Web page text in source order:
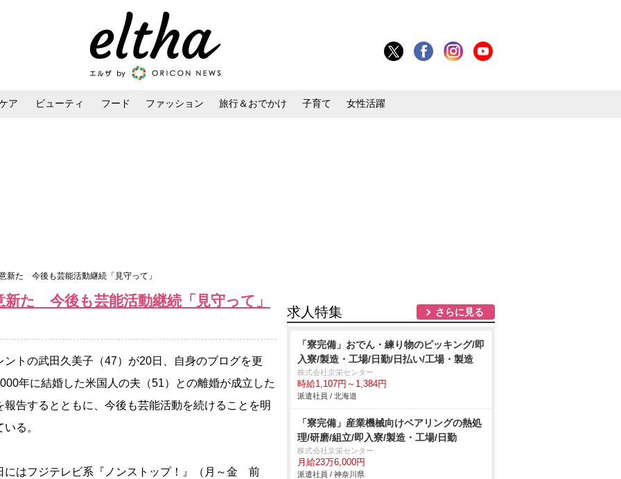
ア ビューティ フード ファッション 旅行＆おでかけ 子育て 女性活躍
新た 今後も芸能活動継続「見守って」
新た 今後も芸能活動継続「見守って」
トの武田久美子（47）が20日、自身のブログを更
年に結婚した米国人の夫（51）との離婚が成立した
報告するとともに、今後も芸能活動を続けることを明
る。
はフジテレビ系『ノンストップ！』（月～金 前
求人特集 さらに見る
「寮完備」おでん・練り物のピッキング/即
入寮/製造・工場/日勤/日払い/工場・製造
株式会社京栄センター
時給1,107円～1,384円
派遣社員 / 北海道
「寮完備」産業機械向けベアリングの熱処
理/研磨/組立/即入寮/製造・工場/日勤
株式会社京栄センター
月給23万6,000円
派遣社員 / 神奈川県